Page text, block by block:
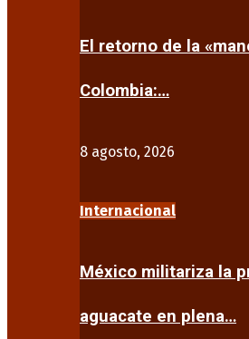
El retorno de la
Colombia:…
8 agosto, 2026
Internacional
México militariza la
aguacate en plena…